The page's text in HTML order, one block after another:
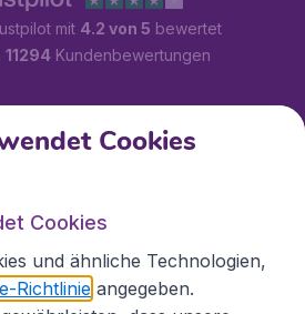
mit 4.2 von 5 bewertet
11294 Kundenbewertungen
Cookies
Cookies
und ähnliche Technologien,
Richtlinie angegeben.